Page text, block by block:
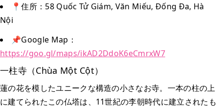
📍住所：58 Quốc Tử Giám, Văn Miếu, Đống Đa, Hà
Nội
📌Google Map：
https://goo.gl/maps/ikAD2DdoK6eCmrxW7
一柱寺（Chùa Một Cột）
蓮の花を模したユニークな構造の小さなお寺。一本の柱の上
に建てられたこの仏塔は、11世紀の李朝時代に建立されたも